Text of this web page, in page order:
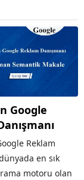
Google
Reklam
en sık
motoru olan